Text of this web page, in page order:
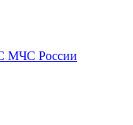
МЧС России